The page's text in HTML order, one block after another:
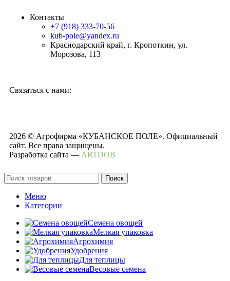
Контакты
+7 (918) 333-70-56
kub-pole@yandex.ru
Краснодарский край, г. Кропоткин, ул.
Морозова, 113
Связаться с нами:
2026 © Агрофирма «КУБАНСКОЕ ПОЛЕ». Официальный
сайт. Все права защищены.
Разработка сайта — ARTDOB
Поиск
Меню
Категории
Семена овощей
Мелкая упаковка
Агрохимия
Удобрения
Для теплицы
Весовые семена